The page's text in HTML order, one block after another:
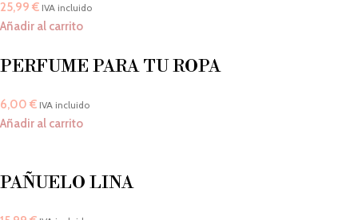
25,99 € IVA incluido
Añadir al carrito
PERFUME PARA TU ROPA
6,00 € IVA incluido
Añadir al carrito
PAÑUELO LINA